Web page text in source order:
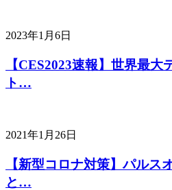
2023年1月6日
【CES2023速報】世界最
ト…
2021年1月26日
【新型コロナ対策】パルス
と…